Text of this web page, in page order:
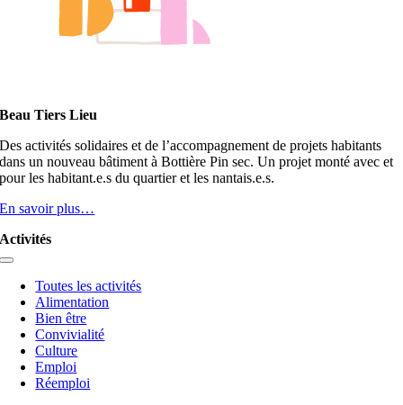
Beau Tiers Lieu
Des activités solidaires et de l’accompagnement de projets habitants
dans un nouveau bâtiment à Bottière Pin sec. Un projet monté avec et
pour les habitant.e.s du quartier et les nantais.e.s.
En savoir plus…
Activités
Toggle
NavigationToutes les activités
Alimentation
Bien être
Convivialité
Culture
Emploi
Réemploi